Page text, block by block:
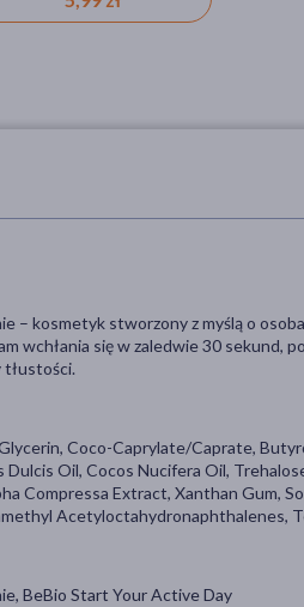
– kosmetyk stworzony z myślą o
wchłania się w zaledwie 30 sekund,
tłustości.
Coco-Caprylate/Caprate,
Oil, Cocos Nucifera Oil,
Compressa Extract, Xanthan Gum,
Acetyloctahydronaphthalenes,
BeBio Start Your Active Day